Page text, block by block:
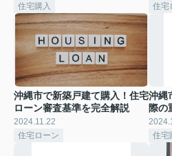
住宅購入
住宅
沖縄市で新築戸建て購入！住宅
ローン審査基準を完全解説
2024.11.22
住宅ローン
沖縄
際の
住宅